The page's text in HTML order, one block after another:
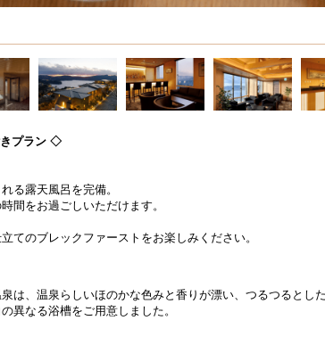
プラン ◇
る露天風呂を完備。
間をお過ごしいただけます。
てのブレックファーストをお楽しみください。
、温泉らしいほのかな色みと香りが漂い、つるつるとし
異なる浴槽をご用意しました。